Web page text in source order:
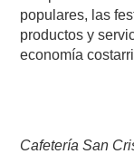
populares, las
productos y
economía
Cafetería San